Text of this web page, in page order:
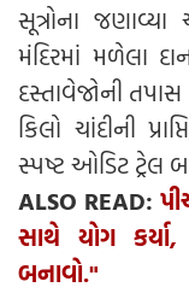
સૂત્રોના
મંદિરમાં મળેલા
દસ્તાવેજોની
કિલો ચાંદીની
સ્પષ્ટ ઓડિટ ટ્રેલ
ALSO READ:
સાથે યોગ
બનાવો."